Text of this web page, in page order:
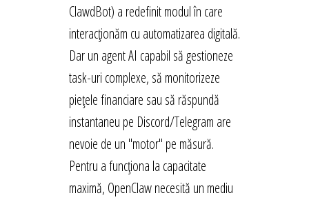
ClawdBot) a redefinit modul în care
interacționăm cu automatizarea digitală.
Dar un agent AI capabil să gestioneze
task-uri complexe, să monitorizeze
piețele financiare sau să răspundă
instantaneu pe Discord/Telegram are
nevoie de un "motor" pe măsură.
Pentru a funcționa la capacitate
maximă, OpenClaw necesită un mediu